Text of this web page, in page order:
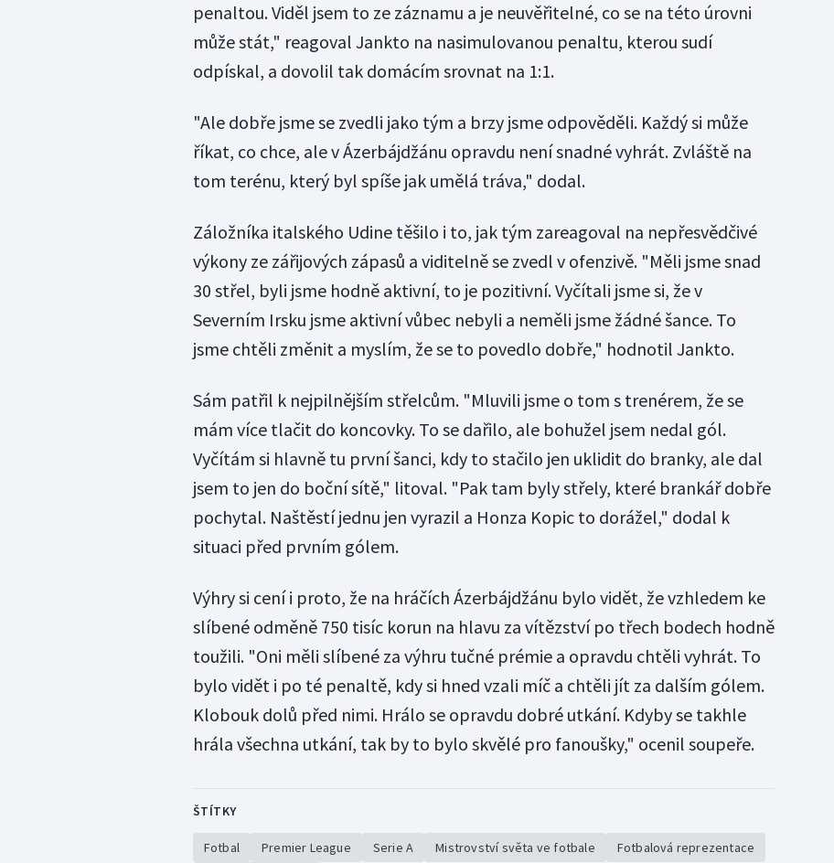
penaltou. Viděl jsem to ze záznamu a je neuvěřitelné, co se na této úrovni
může stát," reagoval Jankto na nasimulovanou penaltu, kterou sudí
odpískal, a dovolil tak domácím srovnat na 1:1.
"Ale dobře jsme se zvedli jako tým a brzy jsme odpověděli. Každý si může
říkat, co chce, ale v Ázerbájdžánu opravdu není snadné vyhrát. Zvláště na
tom terénu, který byl spíše jak umělá tráva," dodal.
Záložníka italského Udine těšilo i to, jak tým zareagoval na nepřesvědčivé
výkony ze zářijových zápasů a viditelně se zvedl v ofenzivě. "Měli jsme snad
30 střel, byli jsme hodně aktivní, to je pozitivní. Vyčítali jsme si, že v
Severním Irsku jsme aktivní vůbec nebyli a neměli jsme žádné šance. To
jsme chtěli změnit a myslím, že se to povedlo dobře," hodnotil Jankto.
Sám patřil k nejpilnějším střelcům. "Mluvili jsme o tom s trenérem, že se
mám více tlačit do koncovky. To se dařilo, ale bohužel jsem nedal gól.
Vyčítám si hlavně tu první šanci, kdy to stačilo jen uklidit do branky, ale dal
jsem to jen do boční sítě," litoval. "Pak tam byly střely, které brankář dobře
pochytal. Naštěstí jednu jen vyrazil a Honza Kopic to dorážel," dodal k
situaci před prvním gólem.
Výhry si cení i proto, že na hráčích Ázerbájdžánu bylo vidět, že vzhledem ke
slíbené odměně 750 tisíc korun na hlavu za vítězství po třech bodech hodně
toužili. "Oni měli slíbené za výhru tučné prémie a opravdu chtěli vyhrát. To
bylo vidět i po té penaltě, kdy si hned vzali míč a chtěli jít za dalším gólem.
Klobouk dolů před nimi. Hrálo se opravdu dobré utkání. Kdyby se takhle
hrála všechna utkání, tak by to bylo skvělé pro fanoušky," ocenil soupeře.
ŠTÍTKY
Fotbal Premier League Serie A Mistrovství světa ve fotbale Fotbalová reprezentace